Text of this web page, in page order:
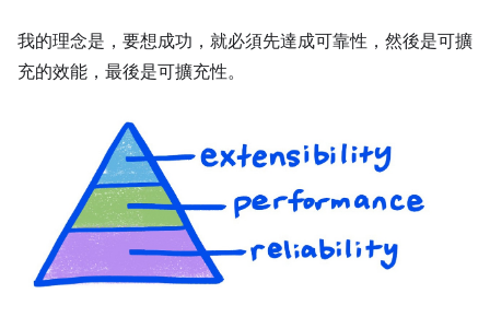
我的理念是，要想成功，就必須先達成可靠性，然後是可擴
充的效能，最後是可擴充性。